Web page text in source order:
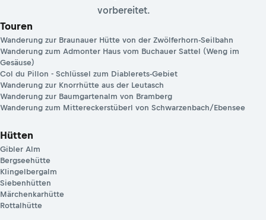
vorbereitet.
Touren
Wanderung zur Braunauer Hütte von der Zwölferhorn-Seilbahn
Wanderung zum Admonter Haus vom Buchauer Sattel (Weng im
Gesäuse)
Col du Pillon - Schlüssel zum Diablerets-Gebiet
Wanderung zur Knorrhütte aus der Leutasch
Wanderung zur Baumgartenalm von Bramberg
Wanderung zum Mittereckerstüberl von Schwarzenbach/Ebensee
Hütten
Gibler Alm
Bergseehütte
Klingelbergalm
Siebenhütten
Märchenkarhütte
Rottalhütte